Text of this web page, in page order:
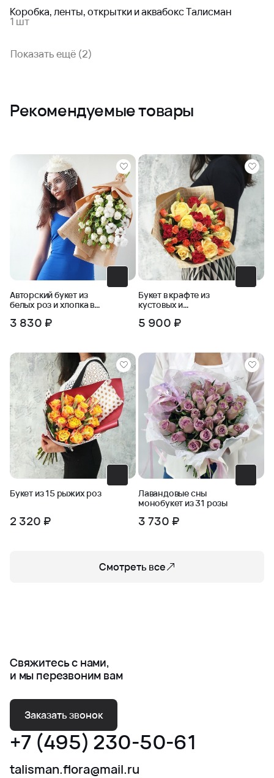
Коробка, ленты, открытки и аквабокс Талисман
1 шт
Показать ещё (2)
Рекомендуемые товары
Авторский букет из
белых роз и хлопка в
3 830 ₽
Букет в крафте из
кустовых и
пшеницей
5 900 ₽
Букет из 15 рыжих роз
2 320 ₽
Лавандовые сны
монобукет из 31 розы
3 730 ₽
Смотреть все
Свяжитесь с нами,
и мы перезвоним вам
Заказать звонок
+7 (495) 230-50-61
talisman.flora@mail.ru